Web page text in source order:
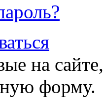
на
форму.